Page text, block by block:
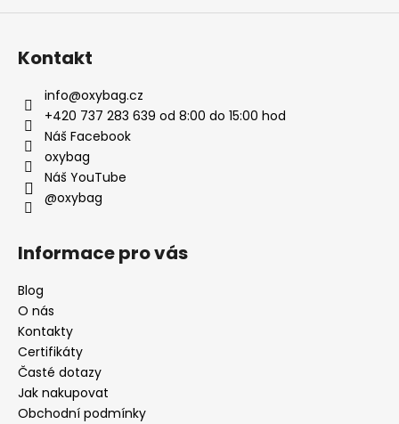
Kontakt
info@oxybag.cz
+420 737 283 639 od 8:00 do 15:00 hod
Náš Facebook
oxybag
Náš YouTube
@oxybag
Informace pro vás
Blog
O nás
Kontakty
Certifikáty
Časté dotazy
Jak nakupovat
Obchodní podmínky